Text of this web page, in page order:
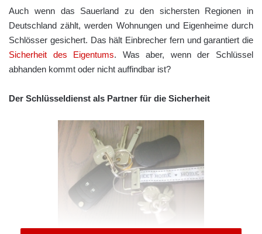
Auch wenn das Sauerland zu den sichersten Regionen in
Deutschland zählt, werden Wohnungen und Eigenheime durch
Schlösser gesichert. Das hält Einbrecher fern und garantiert die
Sicherheit des Eigentums. Was aber, wenn der Schlüssel
abhanden kommt oder nicht auffindbar ist?
Der Schlüsseldienst als Partner für die Sicherheit